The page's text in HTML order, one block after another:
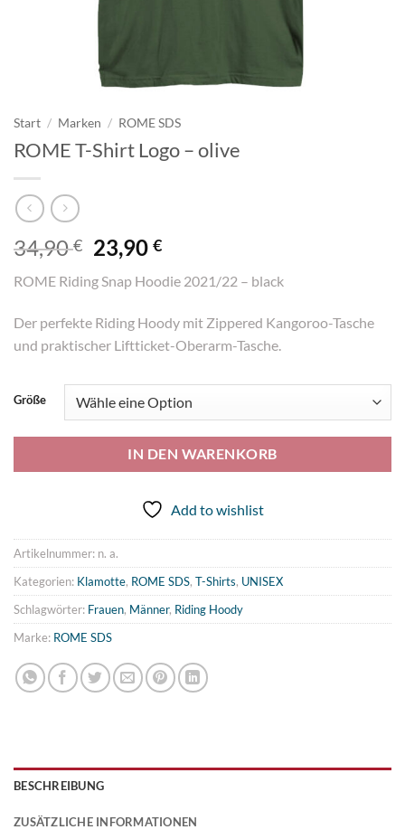
Start / Marken / ROME SDS
ROME T-Shirt Logo – olive
34,90€ Ursprünglicher
Preis
war:
34,90 €
23,90€Aktueller
ist:
23,90 €.
ROME Riding Snap Hoodie 2021/22 – black
Der perfekte Riding Hoody mit Zippered Kangoroo-Tasche
und praktischer Liftticket-Oberarm-Tasche.
Größe
IN DEN WARENKORB
Add to wishlist
Artikelnummer: n. a.
Kategorien: Klamotte, ROME SDS, T-Shirts, UNISEX
Schlagwörter: Frauen, Männer, Riding Hoody
Marke: ROME SDS
BESCHREIBUNG
ZUSÄTZLICHE INFORMATIONEN